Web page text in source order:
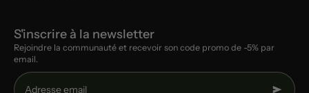
S'inscrire à la newsletter
Rejoindre la communauté et recevoir son code promo de -5% par
email.
Adresse email